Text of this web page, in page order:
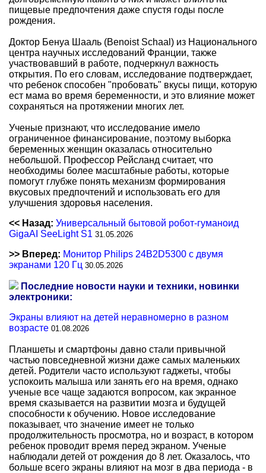
пищевые предпочтения даже спустя годы после
рождения.
Доктор Бенуа Шааль (Benoist Schaal) из Национального
центра научных исследований Франции, также
участвовавший в работе, подчеркнул важность
открытия. По его словам, исследование подтверждает,
что ребенок способен "пробовать" вкусы пищи, которую
ест мама во время беременности, и это влияние может
сохраняться на протяжении многих лет.
Ученые признают, что исследование имело
ограниченное финансирование, поэтому выборка
беременных женщин оказалась относительно
небольшой. Профессор Рейсланд считает, что
необходимы более масштабные работы, которые
помогут глубже понять механизм формирования
вкусовых предпочтений и использовать его для
улучшения здоровья населения.
<< Назад: Универсальный бытовой робот-гуманоид
GigaAI SeeLight S1 31.05.2026
>> Вперед: Монитор Philips 24B2D5300 с двумя
экранами 120 Гц 30.05.2026
Последние новости науки и техники, новинки
электроники:
Экраны влияют на детей неравномерно в разном
возрасте 01.08.2026
Планшеты и смартфоны давно стали привычной
частью повседневной жизни даже самых маленьких
детей. Родители часто используют гаджеты, чтобы
успокоить малыша или занять его на время, однако
ученые все чаще задаются вопросом, как экранное
время сказывается на развитии мозга и будущей
способности к обучению. Новое исследование
показывает, что значение имеет не только
продолжительность просмотра, но и возраст, в котором
ребенок проводит время перед экраном. Ученые
наблюдали детей от рождения до 8 лет. Оказалось, что
больше всего экраны влияют на мозг в два периода - в